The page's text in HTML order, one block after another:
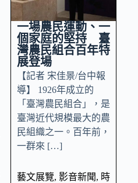
一場農民運動、一
個家庭的堅持 臺
灣農民組合百年特
展登場
【記者 宋佳景/台中報
導】 1926年成立的
「臺灣農民組合」，是
臺灣近代規模最大的農
民組織之一。百年前，
一群來 […]
藝文展覽, 影音新聞, 時